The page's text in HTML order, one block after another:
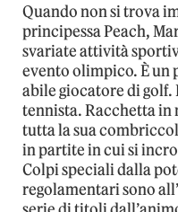
Quando non si trova
principessa Peach,
svariate attività
evento olimpico. È
abile giocatore di golf.
tennista. Racchetta in
tutta la sua
in partite in cui si
Colpi speciali dalla
regolamentari sono